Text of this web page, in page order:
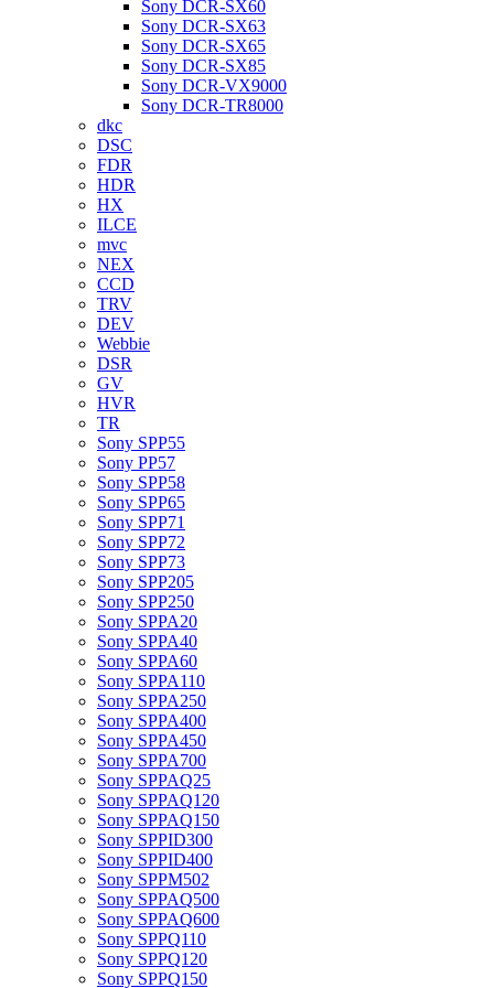
Sony DCR-SX60
Sony DCR-SX63
Sony DCR-SX65
Sony DCR-SX85
Sony DCR-VX9000
Sony DCR-TR8000
dkc
DSC
FDR
HDR
HX
ILCE
mvc
NEX
CCD
TRV
DEV
Webbie
DSR
GV
HVR
TR
Sony SPP55
Sony PP57
Sony SPP58
Sony SPP65
Sony SPP71
Sony SPP72
Sony SPP73
Sony SPP205
Sony SPP250
Sony SPPA20
Sony SPPA40
Sony SPPA60
Sony SPPA110
Sony SPPA250
Sony SPPA400
Sony SPPA450
Sony SPPA700
Sony SPPAQ25
Sony SPPAQ120
Sony SPPAQ150
Sony SPPID300
Sony SPPID400
Sony SPPM502
Sony SPPAQ500
Sony SPPAQ600
Sony SPPQ110
Sony SPPQ120
Sony SPPQ150